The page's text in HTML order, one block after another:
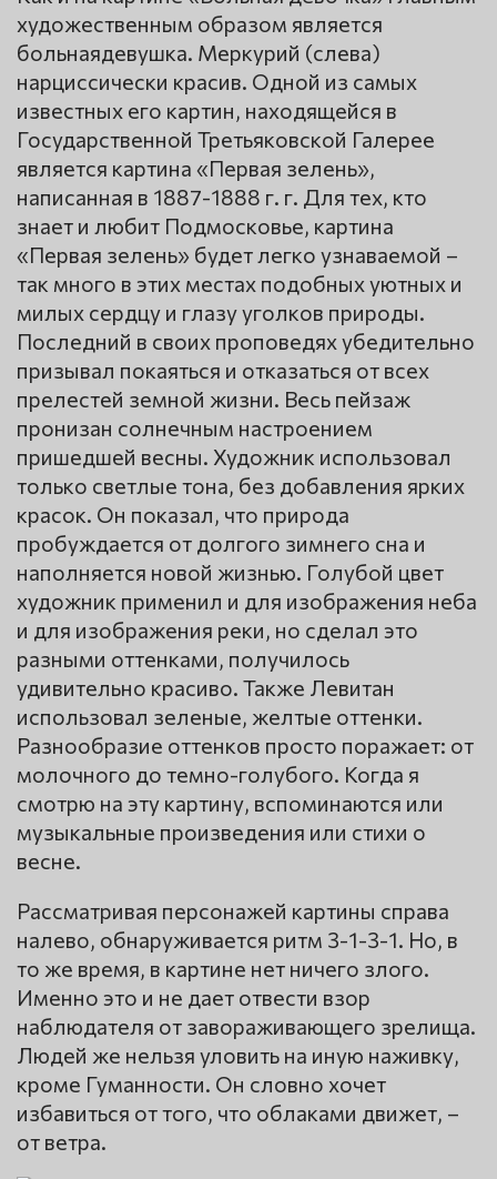
художественным образом является
больнаядевушка. Меркурий (слева)
нарциссически красив. Одной из самых
известных его картин, находящейся в
Государственной Третьяковской Галерее
является картина «Первая зелень»,
написанная в 1887-1888 г. г. Для тех, кто
знает и любит Подмосковье, картина
«Первая зелень» будет легко узнаваемой –
так много в этих местах подобных уютных и
милых сердцу и глазу уголков природы.
Последний в своих проповедях убедительно
призывал покаяться и отказаться от всех
прелестей земной жизни. Весь пейзаж
пронизан солнечным настроением
пришедшей весны. Художник использовал
только светлые тона, без добавления ярких
красок. Он показал, что природа
пробуждается от долгого зимнего сна и
наполняется новой жизнью. Голубой цвет
художник применил и для изображения неба
и для изображения реки, но сделал это
разными оттенками, получилось
удивительно красиво. Также Левитан
использовал зеленые, желтые оттенки.
Разнообразие оттенков просто поражает: от
молочного до темно-голубого. Когда я
смотрю на эту картину, вспоминаются или
музыкальные произведения или стихи о
весне.
Рассматривая персонажей картины справа
налево, обнаруживается ритм 3-1-3-1. Но, в
то же время, в картине нет ничего злого.
Именно это и не дает отвести взор
наблюдателя от завораживающего зрелища.
Людей же нельзя уловить на иную наживку,
кроме Гуманности. Он словно хочет
избавиться от того, что облаками движет, –
от ветра.